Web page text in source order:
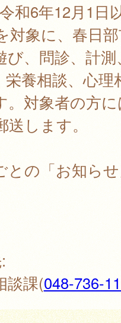
和6年12月1日
対象に、春日
び、問診、計
養相談、心理
。対象者の方
します。
との「お知ら
談課(048-736-